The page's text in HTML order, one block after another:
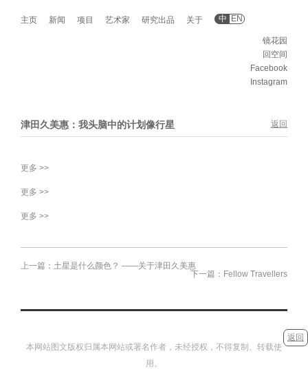
主页 新闻 项目 艺术家 研究出品 关于 中 EN
镜花园
回空间
Facebook
Instagram
返回
津田久美惠：我头脑中的计划像行星
更多 >>
更多 >>
更多 >>
上一篇：土星是什么颜色？ ——关于津田久美惠
下一篇：Fellow Travellers
返回
本网站图文版权归属本网站或署名作者，未经授权，不得复制、转载使
用。